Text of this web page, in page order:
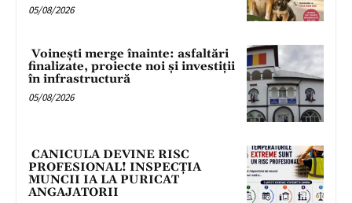
05/08/2026
Voinești merge înainte: asfaltări
finalizate, proiecte noi și investiții
în infrastructură
05/08/2026
CANICULA DEVINE RISC
PROFESIONAL! INSPECȚIA
MUNCII IA LA PURICAT
ANGAJATORII